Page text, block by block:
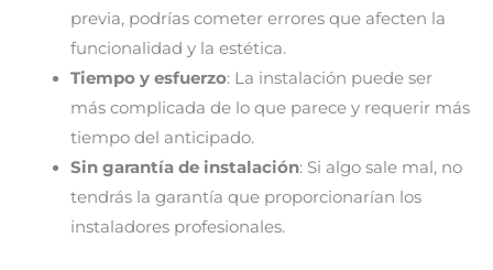
previa, podrías cometer errores que afecten la
funcionalidad y la estética.
Tiempo y esfuerzo: La instalación puede ser
más complicada de lo que parece y requerir más
tiempo del anticipado.
Sin garantía de instalación: Si algo sale mal, no
tendrás la garantía que proporcionarían los
instaladores profesionales.